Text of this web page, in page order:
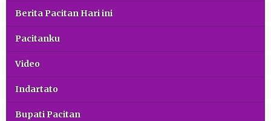
Berita Pacitan Hari ini
Pacitanku
Video
Indartato
Bupati Pacitan